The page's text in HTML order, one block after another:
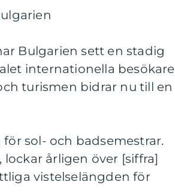
Bulgarien sett en stadig
internationella besökare
turismen bidrar nu till en
sol- och badsemestrar.
årligen över [siffra]
vistelselängden för